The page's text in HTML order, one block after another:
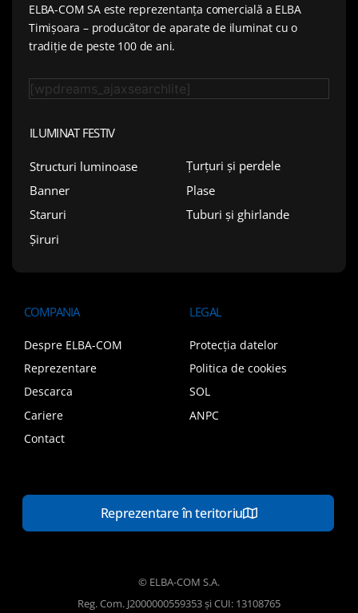
ELBA-COM SA este reprezentanța comercială a ELBA
Timișoara – producător de aparate de iluminat cu o
tradiție de peste 100 de ani.
[wpdreams_ajaxsearchlite]
ILUMINAT FESTIV
Structuri luminoase
Banner
Staruri
Șiruri
Țurțuri și perdele
Plase
Tuburi și ghirlande
COMPANIA
Despre ELBA-COM
Reprezentare
Descarca
Cariere
Contact
LEGAL
Protecția datelor
Politica de cookies
SOL
ANPC
Reprezentare în teritoriu
© ELBA-COM S.A.
Reg. Com. J2000000559353 și CUI: 13108765